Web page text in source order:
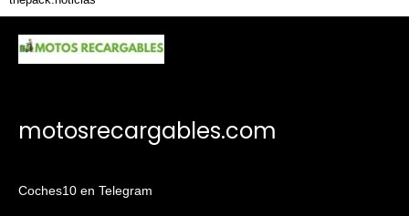
motosrecargables.com
Coches10 en Telegram